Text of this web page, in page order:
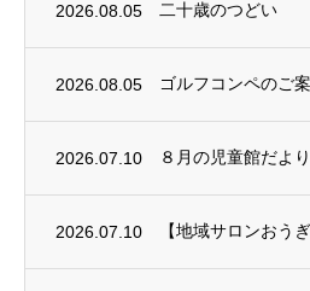
2026.08.05 二十歳のつどい
2026.08.05 ゴルフコンペのご
2026.07.10 ８月の児童館だより
2026.07.10 【地域サロンおう